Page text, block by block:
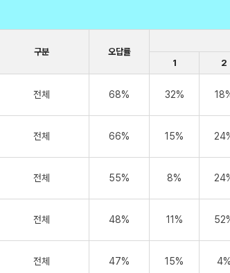
구분 오답률
1 2
전체 68% 32%
전체 66% 15%
전체 55% 8%
전체 48% 11%
전체 47% 15% 4%